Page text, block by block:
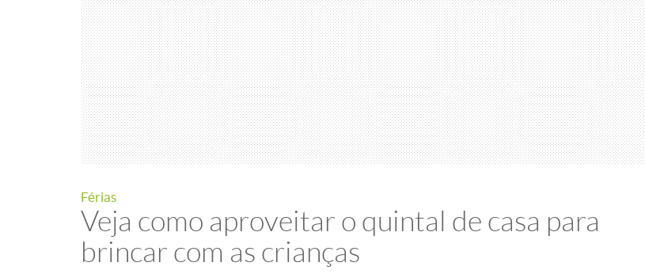
Férias
Veja como aproveitar o quintal de casa para
brincar com as crianças